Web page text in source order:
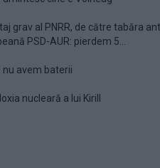
grav al PNRR, de către tabăra
PSD-AUR: pierdem 5...
nu avem baterii
nucleară a lui Kirill